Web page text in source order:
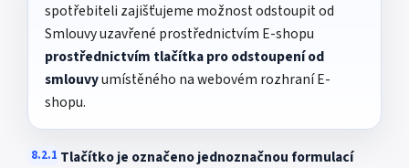
spotřebiteli zajišťujeme možnost odstoupit od
Smlouvy uzavřené prostřednictvím E-shopu
prostřednictvím tlačítka pro odstoupení od
smlouvyumístěného na webovém rozhraní E-
shopu.
8.2.1 Tlačítko je označeno jednoznačnou formulací